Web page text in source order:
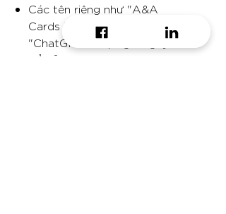
Các tên riêng như "A&A
Cards by For.io" và
"ChatGPT" được giữ nguyên
để dễ nhận dạng.